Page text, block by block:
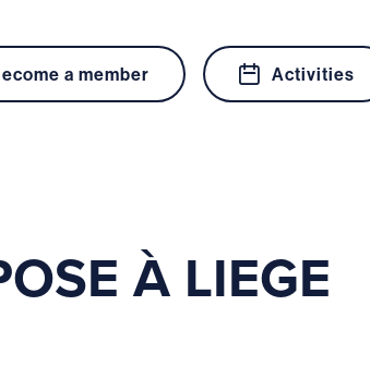
a member Activities
À LIEGE